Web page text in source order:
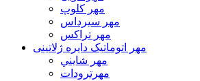
مهر كلوپ
مهر سيرداس
مهر تراکس
مهر اتوماتیک دايره ژلاتینی
مهر شايني
مهرترودات